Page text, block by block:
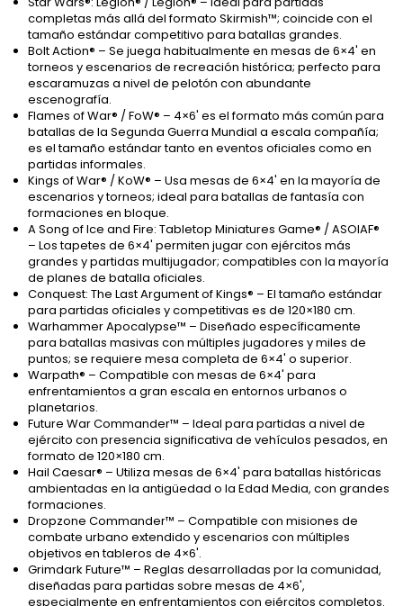
completas más allá del formato Skirmish™; coincide con el
tamaño estándar competitivo para batallas grandes.
Bolt Action® – Se juega habitualmente en mesas de 6×4' en
torneos y escenarios de recreación histórica; perfecto para
escaramuzas a nivel de pelotón con abundante
escenografía.
Flames of War® / FoW® – 4×6' es el formato más común para
batallas de la Segunda Guerra Mundial a escala compañía;
es el tamaño estándar tanto en eventos oficiales como en
partidas informales.
Kings of War® / KoW® – Usa mesas de 6×4' en la mayoría de
escenarios y torneos; ideal para batallas de fantasía con
formaciones en bloque.
A Song of Ice and Fire: Tabletop Miniatures Game® / ASOIAF®
– Los tapetes de 6×4' permiten jugar con ejércitos más
grandes y partidas multijugador; compatibles con la mayoría
de planes de batalla oficiales.
Conquest: The Last Argument of Kings® – El tamaño estándar
para partidas oficiales y competitivas es de 120×180 cm.
Warhammer Apocalypse™ – Diseñado específicamente
para batallas masivas con múltiples jugadores y miles de
puntos; se requiere mesa completa de 6×4' o superior.
Warpath® – Compatible con mesas de 6×4' para
enfrentamientos a gran escala en entornos urbanos o
planetarios.
Future War Commander™ – Ideal para partidas a nivel de
ejército con presencia significativa de vehículos pesados, en
formato de 120×180 cm.
Hail Caesar® – Utiliza mesas de 6×4' para batallas históricas
ambientadas en la antigüedad o la Edad Media, con grandes
formaciones.
Dropzone Commander™ – Compatible con misiones de
combate urbano extendido y escenarios con múltiples
objetivos en tableros de 4×6'.
Grimdark Future™ – Reglas desarrolladas por la comunidad,
diseñadas para partidas sobre mesas de 4×6',
especialmente en enfrentamientos con ejércitos completos.